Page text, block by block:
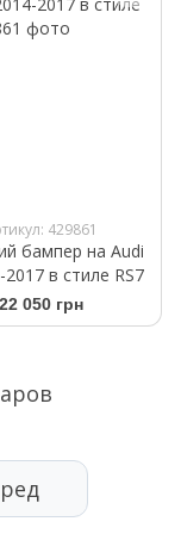
429861
бампер на Audi
в стиле RS7
22 050 грн